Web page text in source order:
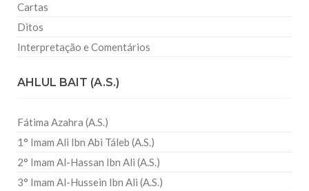
Cartas
Ditos
Interpretação e Comentários
AHLUL BAIT (A.S.)
Fátima Azahra (A.S.)
1° Imam Ali Ibn Abi Táleb (A.S.)
2° Imam Al-Hassan Ibn Ali (A.S.)
3° Imam Al-Hussein Ibn Ali (A.S.)